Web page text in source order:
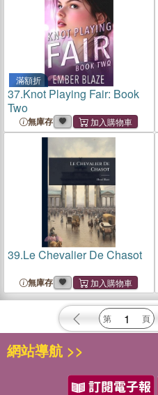
滿額折
37.Knot Playing Fair: Book
Two
無庫存
39.Le Chevalier De Chasot
無庫存
網站導航 >>